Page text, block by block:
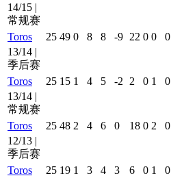
14/15 |
常规赛
Toros
25 49 0 8 8 -9 22 0 0 0
13/14 |
季后赛
Toros
25 15 1 4 5 -2 2 0 1 0
13/14 |
常规赛
Toros
25 48 2 4 6 0 18 0 2 0
12/13 |
季后赛
Toros
25 19 1 3 4 3 6 0 1 0